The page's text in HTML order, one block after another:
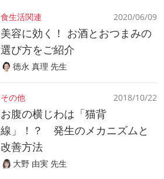
食生活関連 2020/06/09
美容に効く！ お酒とおつまみの
選び方をご紹介
徳永 真理 先生
その他 2018/10/22
お腹の横じわは「猫背
線」！？ 発生のメカニズムと
改善方法
大野 由実 先生